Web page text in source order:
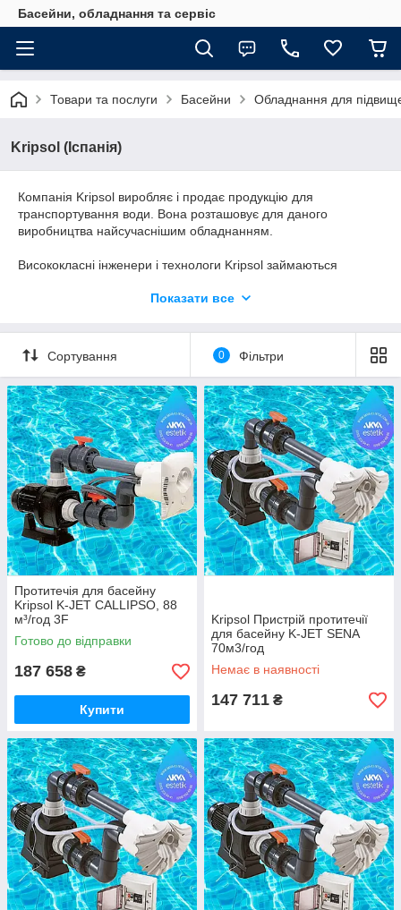
Басейни, обладнання та сервіс
Товари та послуги Басейни Обладнання для
Kripsol (Іспанія)
Компанія Kripsol виробляє і продає продукцію для
транспортування води. Вона розташовує для даного
виробництва найсучаснішим обладнанням.
Висококласні інженери і технологи Kripsol займаються
досягнення в галузі інноваційних технологій.
Весь вироблений продукт компанії Kripsol відрізняється
високою якістю, довговічністю і економічністю. Основною
метою компанії є розробка нового обладнання і
вдосконалення вже наявного у виробництві. За випуск і
маркетинг конкретного виду продукції відповідають спеціальні
підрозділи, на які поділене виробництво.
Показати все
Сортування 0 Фільтри
Протитечія для басейну
Kripsol K-JET CALLIPSO, 88
м³/год 3F
Готово до відправки
187 658 ₴
Купити
Kripsol Пристрій протитечії
для басейну K-JET SENA
70м3/год
Немає в наявності
147 711 ₴